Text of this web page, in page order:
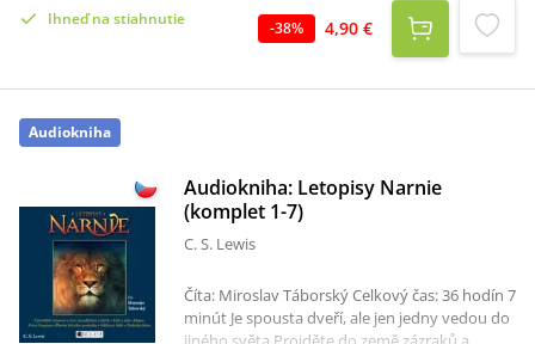
stretnú sa aj s mužom v čiernom.Oliver, Tiril a
ich verný pes Osmo riešia druhý prípad
najpopulárnejšia nórska séria pre deti má už
Ihneď na stiahnutie -38% 4,90 €
Audiokniha
Audiokniha: Letopisy Narnie
(komplet 1-7)
C. S. Lewis
Číta: Miroslav Táborský Celkový čas: 36 hodín 7
minút Je spousta dveří, ale jen jedny vedou do